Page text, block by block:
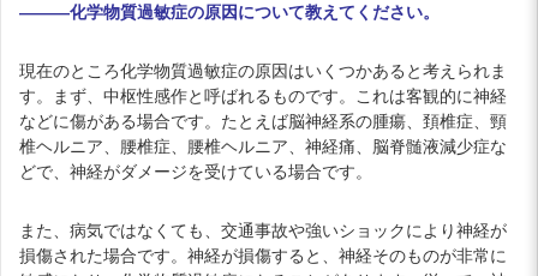
―――化学物質過敏症の原因について教えてください。
現在のところ化学物質過敏症の原因はいくつかあると考えられま
す。まず、中枢性感作と呼ばれるものです。これは客観的に神経
などに傷がある場合です。たとえば脳神経系の腫瘍、頚椎症、頸
椎ヘルニア、腰椎症、腰椎ヘルニア、神経痛、脳脊髄液減少症な
どで、神経がダメージを受けている場合です。
また、病気ではなくても、交通事故や強いショックにより神経が
損傷された場合です。神経が損傷すると、神経そのものが非常に